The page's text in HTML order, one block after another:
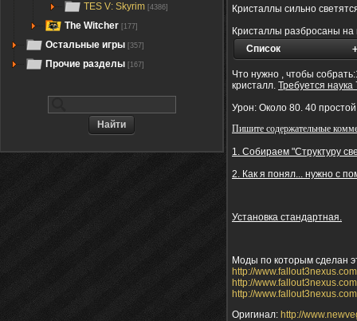
TES V: Skyrim [4386]
The Witcher [177]
Остальные игры [357]
Прочие разделы [167]
Кристаллы сильно
Кристаллы разбросаны на
Список
Что нужно , чтобы
кристалл. Требуется
Урон: Около 80. 40
Пишите содержательные
1. Собираем "Структуру
2. Как я понял... нужно с
Установка стандартная.
Моды по которым сделан
http://
http://
http://
Оригинал: http://